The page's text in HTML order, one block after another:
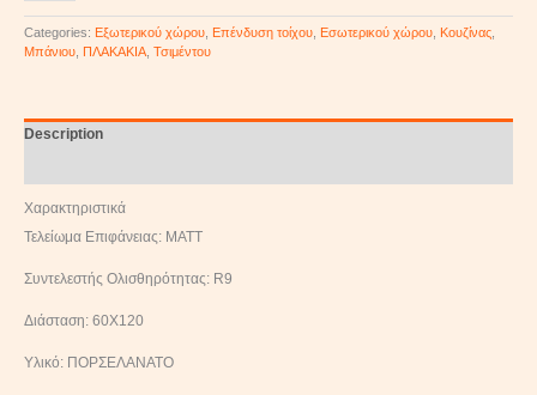
Categories: Εξωτερικού χώρου Επένδυση τοίχου Εσωτερικού χώρου Κουζίνας
Μπάνιου ΠΛΑΚΑΚΙΑ Τσιμέντου
Description
Χαρακτηριστικά
Τελείωμα Επιφάνειας: MATT
Συντελεστής Ολισθηρότητας: R9
Διάσταση: 60Χ120
Υλικό: ΠΟΡΣΕΛΑΝΑΤΟ